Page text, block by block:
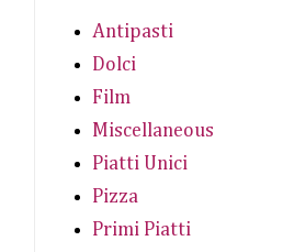
Antipasti
Dolci
Film
Miscellaneous
Piatti Unici
Pizza
Primi Piatti